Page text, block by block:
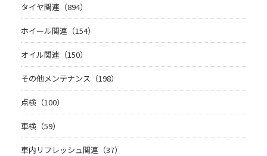
タイヤ関連（894）
ホイール関連（154）
オイル関連（150）
その他メンテナンス（198）
点検（100）
車検（59）
車内リフレッシュ関連（37）